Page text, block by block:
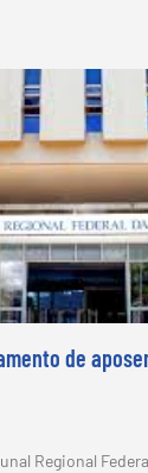
de
Regional